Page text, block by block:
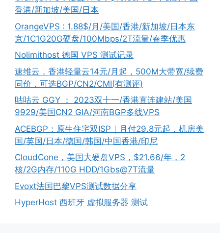
香港/新加坡/美国/日本
OrangeVPS : 1.88$/月/美国/香港/新加坡/日本东
京/1C1G20G硬盘/100Mbps/2T流量/春季优惠
Nolimithost 德国 VPS 测试记录
速维云，香港轻量云14元/月起，500M大带宽/续费
同价，可选BGP/CN2/CMI(有测评)
咕咕云 GGY ： 2023双十一/香港直连建站/美国
9929/美国CN2 GIA/河南BGP多线VPS
ACEBGP：原生住宅双ISP｜月付29.8元起，机房美
国/英国/日本/德国/韩国/中国香港/印尼
CloudCone，美国大硬盘VPS，$21.66/年，2
核/2G内存/110G HDD/1Gbs@7T流量
Evoxt法国巴黎VPS测试数据分享
HyperHost 西班牙 虚拟服务器 测试